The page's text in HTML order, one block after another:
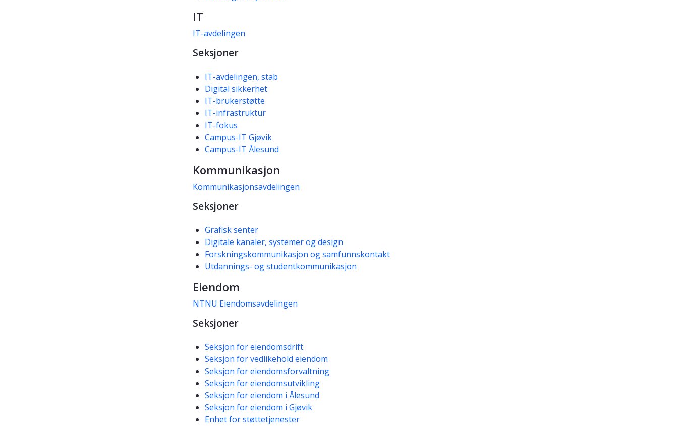
IT
IT-avdelingen
Seksjoner
IT-avdelingen, stab
Digital sikkerhet
IT-brukerstøtte
IT-infrastruktur
IT-fokus
Campus-IT Gjøvik
Campus-IT Ålesund
Kommunikasjon
Kommunikasjonsavdelingen
Seksjoner
Grafisk senter
Digitale kanaler, systemer og design
Forskningskommunikasjon og samfunnskontakt
Utdannings- og studentkommunikasjon
Eiendom
NTNU Eiendomsavdelingen
Seksjoner
Seksjon for eiendomsdrift
Seksjon for vedlikehold eiendom
Seksjon for eiendomsforvaltning
Seksjon for eiendomsutvikling
Seksjon for eiendom i Ålesund
Seksjon for eiendom i Gjøvik
Enhet for støttetjenester